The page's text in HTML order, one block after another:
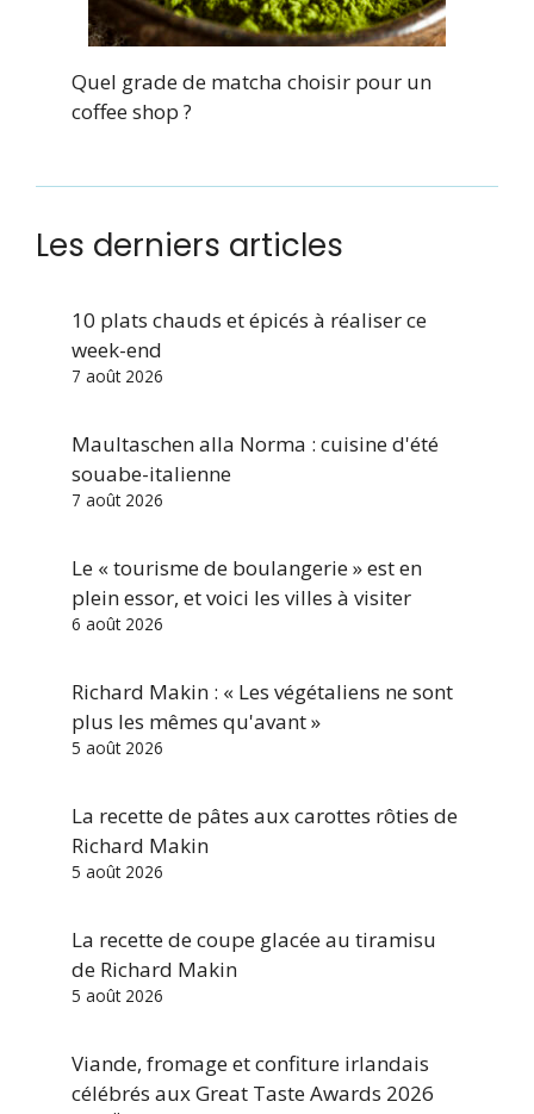
Quel grade de matcha choisir pour un
coffee shop ?
Les derniers articles
10 plats chauds et épicés à réaliser ce
week-end
7 août 2026
Maultaschen alla Norma : cuisine d'été
souabe-italienne
7 août 2026
Le « tourisme de boulangerie » est en
plein essor, et voici les villes à visiter
6 août 2026
Richard Makin : « Les végétaliens ne sont
plus les mêmes qu'avant »
5 août 2026
La recette de pâtes aux carottes rôties de
Richard Makin
5 août 2026
La recette de coupe glacée au tiramisu
de Richard Makin
5 août 2026
Viande, fromage et confiture irlandais
célébrés aux Great Taste Awards 2026